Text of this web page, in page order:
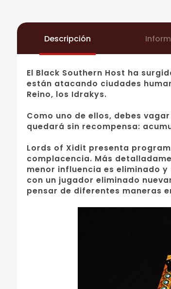
Descripción
El Black Southern Host ha
están atacando ciudades
Reino, los Idrakys.
Como uno de ellos, debes
quedará sin recompensa:
Lords of Xidit presenta
complacencia. Más
menor influencia es eliminado
con un jugador eliminado
pensar de diferentes maneras